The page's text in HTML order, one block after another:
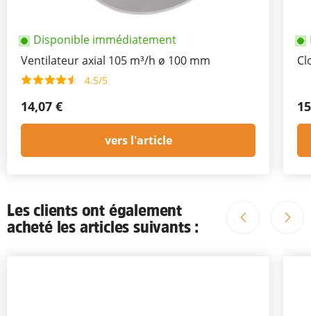
Disponible immédiatement
Ventilateur axial 105 m³/h ø 100 mm
4.5/5
14,07 €
vers l'article
Les clients ont également
acheté les articles suivants :